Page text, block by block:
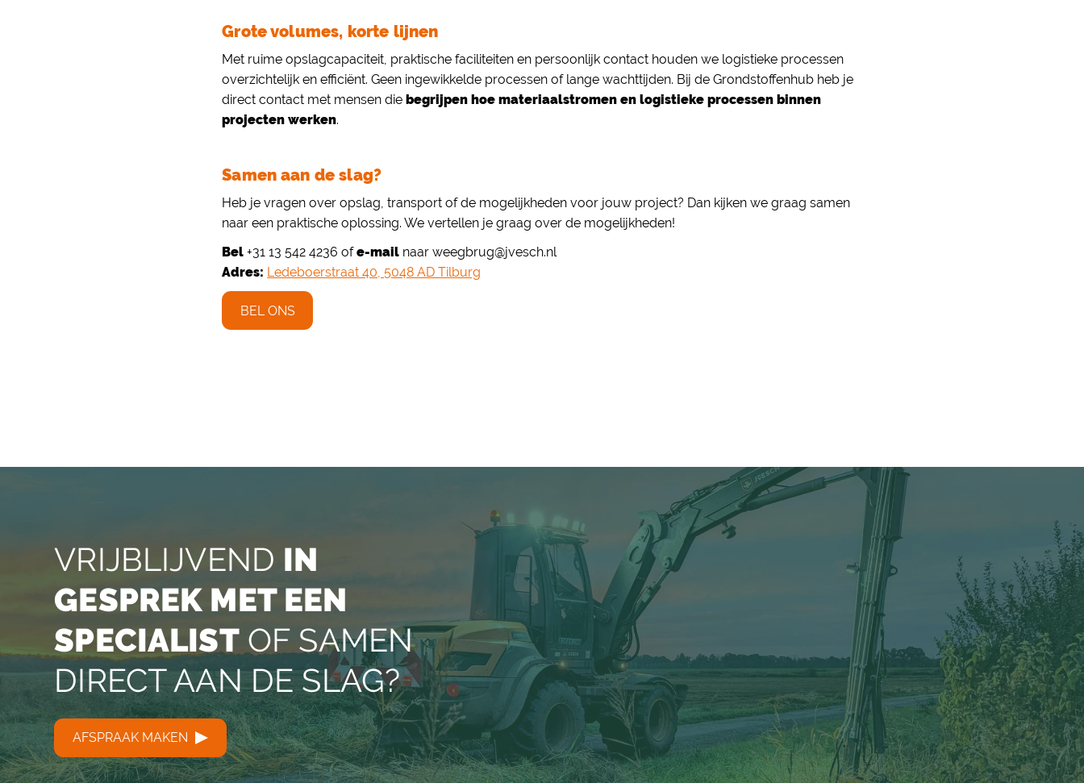
Grote volumes, korte lijnen
Met ruime opslagcapaciteit, praktische faciliteiten en persoonlijk contact houden we logistieke processen
overzichtelijk en efficiënt. Geen ingewikkelde processen of lange wachttijden. Bij de Grondstoffenhub heb je
direct contact met mensen diebegrijpen hoe materiaalstromen en logistieke processen binnen
projecten werken.
Samen aan de slag?
Heb je vragen over opslag, transport of de mogelijkheden voor jouw project? Dan kijken we graag samen
naar een praktische oplossing. We vertellen je graag over de mogelijkheden!
Bel +31 13 542 4236 ofe-mail naar weegbrug@jvesch.nl
Adres: Ledeboerstraat 40, 5048 AD Tilburg
BEL ONS
VRIJBLIJVEND IN
GESPREK MET EEN
SPECIALISTOF SAMEN
DIRECT AAN DE SLAG?
AFSPRAAK MAKEN